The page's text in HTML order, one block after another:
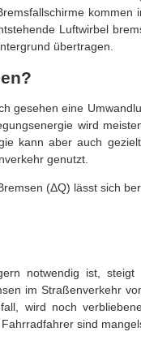
Luftwirbel
übertragen.
gesehen eine
wird
kann aber auch
genutzt.
(ΔQ) lässt sich
notwendig ist,
im Straßenverkehr
wird noch
sind